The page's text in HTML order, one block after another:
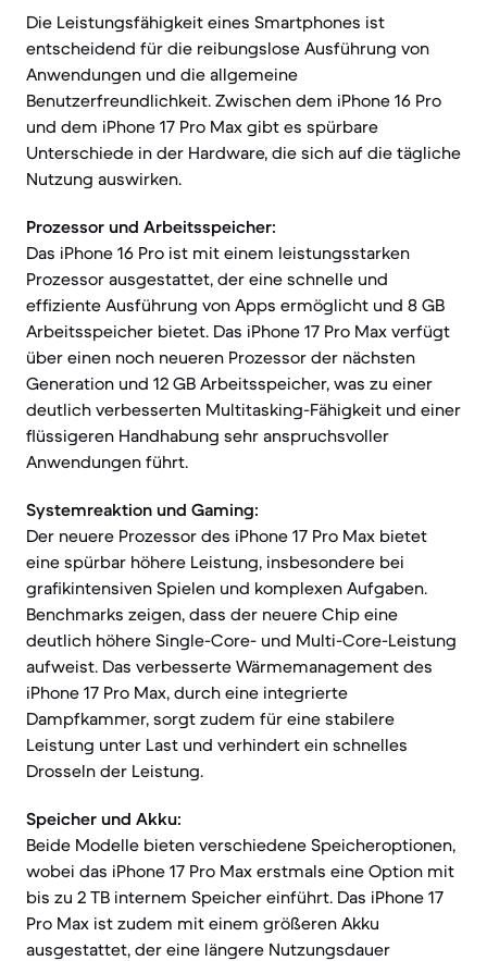
Die Leistungsfähigkeit eines Smartphones ist
entscheidend für die reibungslose Ausführung von
Anwendungen und die allgemeine
Benutzerfreundlichkeit. Zwischen dem iPhone 16 Pro
und dem iPhone 17 Pro Max gibt es spürbare
Unterschiede in der Hardware, die sich auf die tägliche
Nutzung auswirken.
Prozessor und Arbeitsspeicher:
Das iPhone 16 Pro ist mit einem leistungsstarken
Prozessor ausgestattet, der eine schnelle und
effiziente Ausführung von Apps ermöglicht und 8 GB
Arbeitsspeicher bietet. Das iPhone 17 Pro Max verfügt
über einen noch neueren Prozessor der nächsten
Generation und 12 GB Arbeitsspeicher, was zu einer
deutlich verbesserten Multitasking-Fähigkeit und einer
flüssigeren Handhabung sehr anspruchsvoller
Anwendungen führt.
Systemreaktion und Gaming:
Der neuere Prozessor des iPhone 17 Pro Max bietet
eine spürbar höhere Leistung, insbesondere bei
grafikintensiven Spielen und komplexen Aufgaben.
Benchmarks zeigen, dass der neuere Chip eine
deutlich höhere Single-Core- und Multi-Core-Leistung
aufweist. Das verbesserte Wärmemanagement des
iPhone 17 Pro Max, durch eine integrierte
Dampfkammer, sorgt zudem für eine stabilere
Leistung unter Last und verhindert ein schnelles
Drosseln der Leistung.
Speicher und Akku:
Beide Modelle bieten verschiedene Speicheroptionen,
wobei das iPhone 17 Pro Max erstmals eine Option mit
bis zu 2 TB internem Speicher einführt. Das iPhone 17
Pro Max ist zudem mit einem größeren Akku
ausgestattet, der eine längere Nutzungsdauer